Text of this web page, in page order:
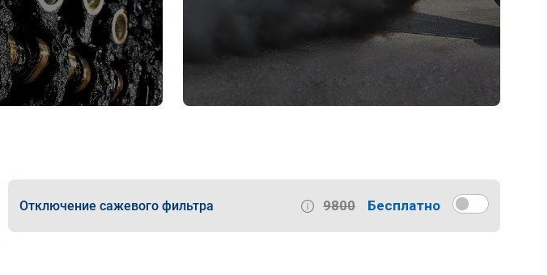
Отключение сажевого фильтра 9800 Бесплатно